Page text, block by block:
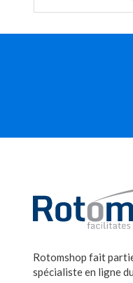
Rotomshop fait
spécialiste en ligne